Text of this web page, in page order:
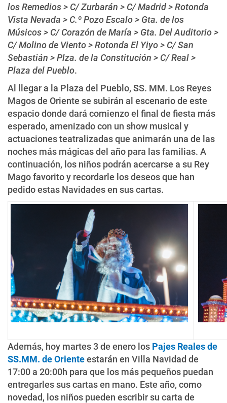
los Remedios > C/ Zurbarán > C/ Madrid > Rotonda
Vista Nevada > C.º Pozo Escalo > Gta. de los
Músicos > C/ Corazón de María > Gta. Del Auditorio >
C/ Molino de Viento > Rotonda El Yiyo > C/ San
Sebastián > Plza. de la Constitución > C/ Real >
Plaza del Pueblo.
Al llegar a la Plaza del Pueblo, SS. MM. Los Reyes
Magos de Oriente se subirán al escenario de este
espacio donde dará comienzo el final de fiesta más
esperado, amenizado con un show musical y
actuaciones teatralizadas que animarán una de las
noches más mágicas del año para las familias. A
continuación, los niños podrán acercarse a su Rey
Mago favorito y recordarle los deseos que han
pedido estas Navidades en sus cartas.
Además, hoy martes 3 de enero los Pajes Reales de
SS.MM. de Orienteestarán en Villa Navidad de
17:00 a 20:00h para que los más pequeños puedan
entregarles sus cartas en mano. Este año, como
novedad, los niños pueden escribir su carta de